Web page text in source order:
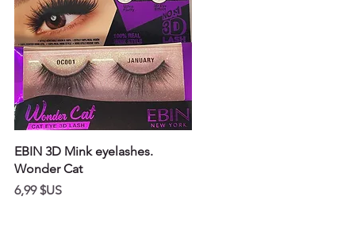
Aperçu rapide
EBIN 3D Mink eyelashes.
Wonder Cat
Prix
6,99 $US